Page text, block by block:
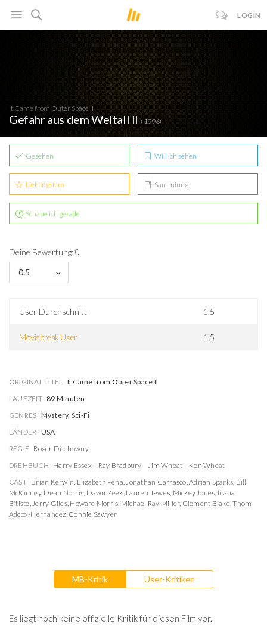
LOGIN
It Came from Outer Space II
Gefahr aus dem Weltall II ( 1996)
Gesehen Will ich sehen
Lieblingsfilm Sammlung
Schaue ich gerade
Deine Bewertung: 0
0.5
User Durchschnitt 1.5
Moviebreak User 1.5
ORIGINAL TITEL It Came from Outer Space II
LAUFZEIT 89 Minuten
GENRES Mystery, Sci-Fi
LÄNDER USA
REGIE Roger Duchowny
DREHBUCH Harry Essex Ray Bradbury Jim Wheat
Ken Wheat
CAST Brian Kerwin, Elizabeth Peña,Jonathan Carrasco,Adrian Sparks, Bill
McKinney, Dean Norris, Dawn Zeek, Lauren Tewes, Mickey Jones, Iilana
B'tiste,Jerry Giles, Howard Morris, Michael Ray Miller, Clement Blake,Thom
Adcox-Hernandez, Connie Sawyer
MB-Kritik User-Kritiken
Es liegt noch keine offizielle Kritik für diesen Film vor.